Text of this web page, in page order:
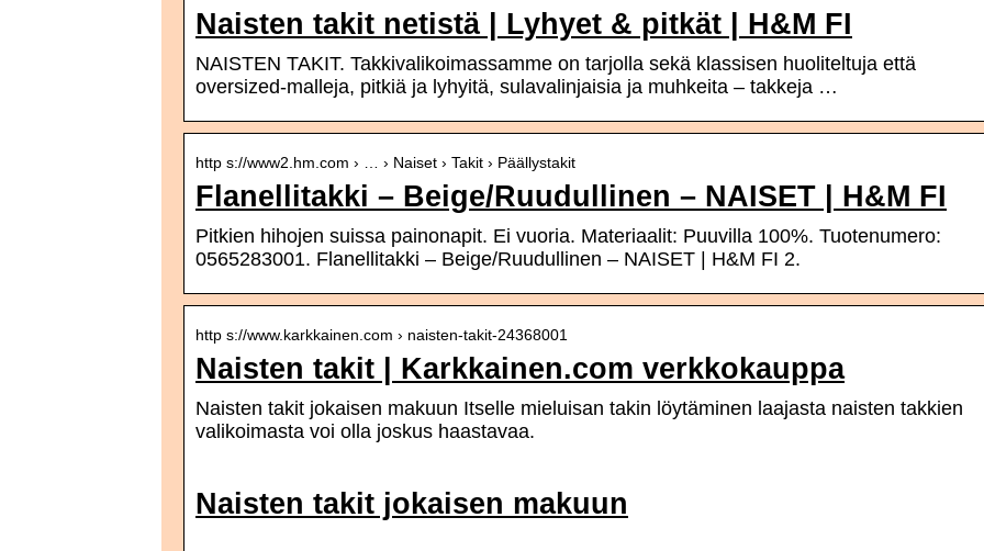
Naisten takit netistä | Lyhyet & pitkät | H&M FI
NAISTEN TAKIT. Takkivalikoimassamme on tarjolla sekä klassisen huoliteltuja että
oversized-malleja, pitkiä ja lyhyitä, sulavalinjaisia ja muhkeita – takkeja …
http s://www2.hm.com › … › Naiset › Takit › Päällystakit
Flanellitakki – Beige/Ruudullinen – NAISET | H&M FI
Pitkien hihojen suissa painonapit. Ei vuoria. Materiaalit: Puuvilla 100%. Tuotenumero:
0565283001. Flanellitakki – Beige/Ruudullinen – NAISET | H&M FI 2.
http s://www.karkkainen.com › naisten-takit-24368001
Naisten takit | Karkkainen.com verkkokauppa
Naisten takit jokaisen makuun Itselle mieluisan takin löytäminen laajasta naisten takkien
valikoimasta voi olla joskus haastavaa.
Naisten takit jokaisen makuun